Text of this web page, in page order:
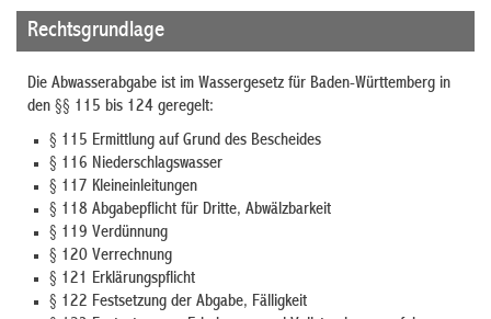
Rechtsgrundlage
Die Abwasserabgabe ist im Wassergesetz für Baden-Württemberg in
den §§ 115 bis 124 geregelt:
§ 115 Ermittlung auf Grund des Bescheides
§ 116 Niederschlagswasser
§ 117 Kleineinleitungen
§ 118 Abgabepflicht für Dritte, Abwälzbarkeit
§ 119 Verdünnung
§ 120 Verrechnung
§ 121 Erklärungspflicht
§ 122 Festsetzung der Abgabe, Fälligkeit